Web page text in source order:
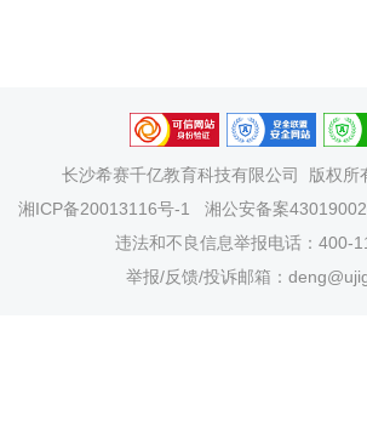
长沙希赛千亿教育科技有限公司
版权所
湘ICP备20013116号-1
湘公安备案
违法和不良信息举报电话：400-
举报/反馈/投诉邮箱：